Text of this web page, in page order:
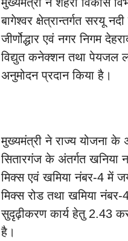
बागेश्वर क्षेत्रान्तर्गत सरयू
जीर्णोद्धार एवं नगर निगम
विद्युत कनेक्शन तथा पेयजल
अनुमोदन प्रदान किया है।
मुख्यमंत्री ने राज्य योजना के
सितारगंज के अंतर्गत खनिया
मिक्स एवं खमिया नंबर-4 में
मिक्स रोड तथा खमिया नंबर-
सुदृढ़ीकरण कार्य हेतु 2.43
है।